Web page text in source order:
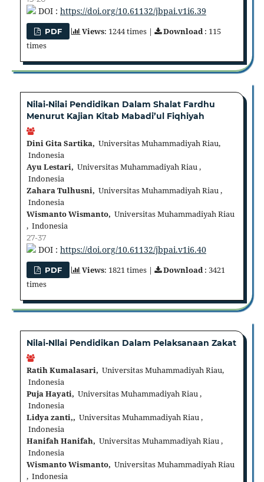
DOI : https://doi.org/10.61132/jbpai.v1i6.39
PDF Views: 1244 times | Download: 115
times
Nilai-Nilai Pendidikan Dalam Shalat Fardhu
Menurut Kajian Kitab Mabadi’ul Fiqhiyah
Dini Gita Sartika, Universitas Muhammadiyah Riau,
Indonesia
Ayu Lestari, Universitas Muhammadiyah Riau ,
Indonesia
Zahara Tulhusni, Universitas Muhammadiyah Riau ,
Indonesia
Wismanto Wismanto, Universitas Muhammadiyah Riau
, Indonesia
27-37
DOI : https://doi.org/10.61132/jbpai.v1i6.40
PDF Views: 1821 times | Download: 3421
times
Nilai-Nllai Pendidikan Dalam Pelaksanaan Zakat
Ratih Kumalasari, Universitas Muhammadiyah Riau,
Indonesia
Puja Hayati, Universitas Muhammadiyah Riau ,
Indonesia
Lidya zanti,, Universitas Muhammadiyah Riau ,
Indonesia
Hanifah Hanifah, Universitas Muhammadiyah Riau ,
Indonesia
Wismanto Wismanto, Universitas Muhammadiyah Riau
, Indonesia